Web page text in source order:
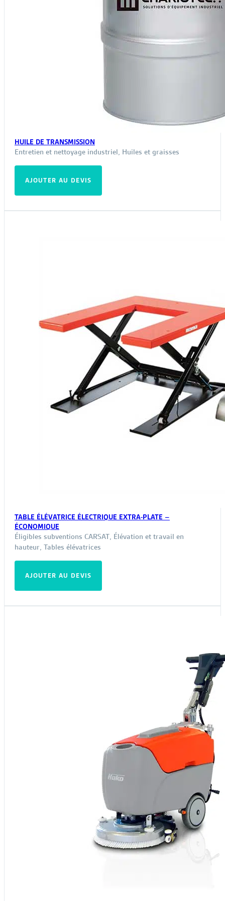
HUILE DE TRANSMISSION
Entretien et nettoyage industriel, Huiles et graisses
AJOUTER AU DEVIS
TABLE ÉLÉVATRICE ÉLECTRIQUE EXTRA-PLATE –
ÉCONOMIQUE
Éligibles subventions CARSAT, Élévation et travail en
hauteur, Tables élévatrices
AJOUTER AU DEVIS